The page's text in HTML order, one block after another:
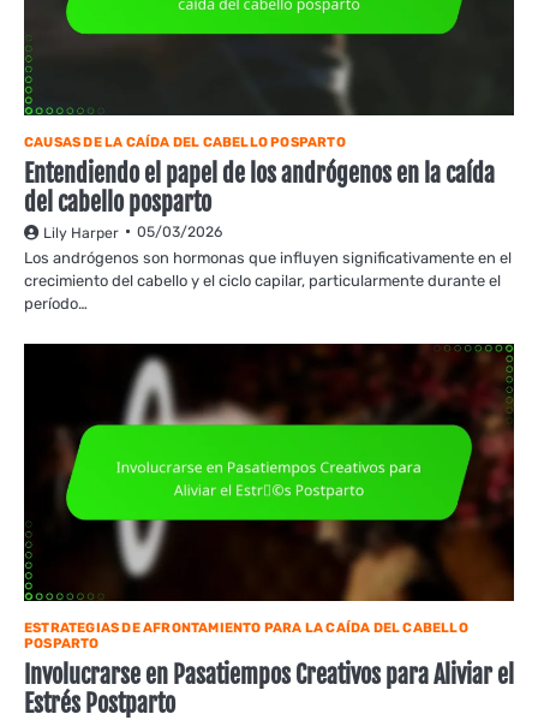
CAUSAS DE LA CAÍDA DEL CABELLO POSPARTO
Entendiendo el papel de los andrógenos en la caída
del cabello posparto
Lily Harper 05/03/2026
Los andrógenos son hormonas que influyen significativamente en el
crecimiento del cabello y el ciclo capilar, particularmente durante el
período…
ESTRATEGIAS DE AFRONTAMIENTO PARA LA CAÍDA DEL CABELLO
POSPARTO
Involucrarse en Pasatiempos Creativos para Aliviar el
Estrés Postparto